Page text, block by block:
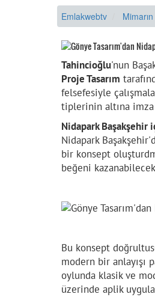
Emlakwebtv
Tahincioğlu'nun
Proje Tasarım
felsefesiyle
tiplerinin altına imza
Nidapark Başakşehir
Nidapark
bir konsept
beğeni
Bu konsept
modern bir anlayışı
oylunda klasik ve
üzerinde aplik